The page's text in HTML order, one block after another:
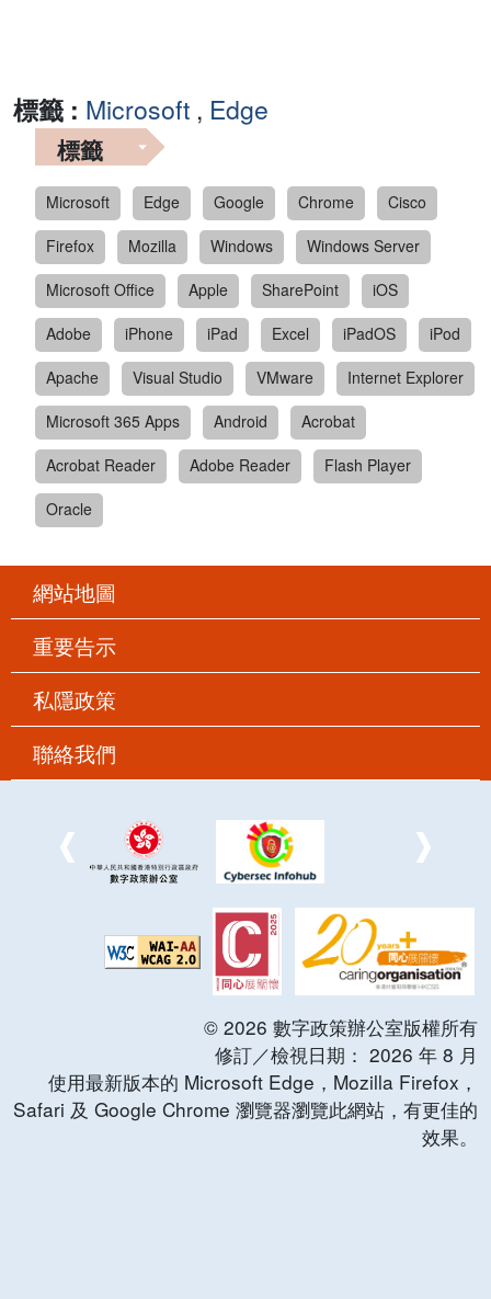
標籤 : Microsoft , Edge
標籤
Microsoft Edge Google Chrome
Cisco
Firefox
Mozilla Windows
Windows Server
Microsoft Office
Apple SharePoint
iOS
Adobe
iPhone iPad Excel iPadOS
iPod
Apache
Visual Studio VMware
Internet Explorer
Microsoft 365 Apps
Android
Acrobat
Acrobat Reader
Adobe Reader
Flash Player
Oracle
網站地圖
重要告示
私隱政策
聯絡我們
© 2026 數字政策辦公室版權所有
修訂／檢視日期： 2026 年 8 月
使用最新版本的 Microsoft Edge，Mozilla Firefox，
Safari 及 Google Chrome 瀏覽器瀏覽此網站，有更佳的
效果。